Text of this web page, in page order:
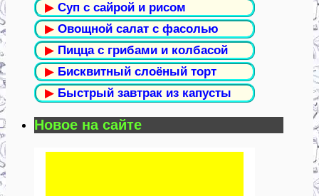
▶ Суп с сайрой и рисом
▶ Овощной салат с фасолью
▶ Пицца с грибами и колбасой
▶ Бисквитный слоёный торт
▶ Быстрый завтрак из капусты
Новое на сайте